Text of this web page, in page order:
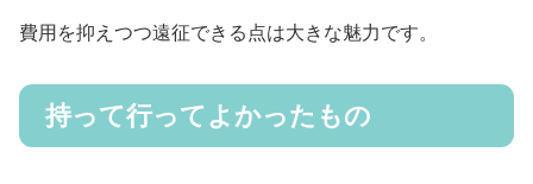
費用を抑えつつ遠征できる点は大きな魅力です。
持って行ってよかったもの